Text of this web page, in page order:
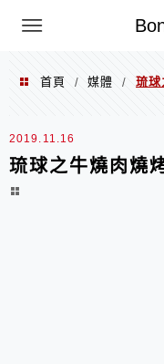
選單
首頁 / 媒體 / 琉球
2019.11.16
琉球之牛燒肉燒